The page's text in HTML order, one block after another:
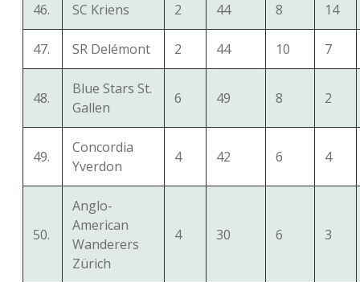
46. SC Kriens 2 44 8 14
47. SR Delémont 2 44 10 7
48.
Blue Stars St.
Gallen
6 49 8 2
49.
Concordia
Yverdon
4 42 6 4
50.
Anglo-
American
Wanderers
Zürich
4 30 6 3